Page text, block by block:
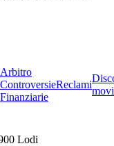
Arbitro
Controversie
Finanziarie
Reclami
Lodi